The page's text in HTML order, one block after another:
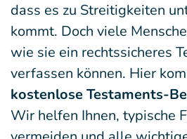
dass es zu Streitigkeiten
kommt. Doch viele
wie sie ein rechtssicheres
verfassen können. Hier
kostenlose Testaments-
Wir helfen Ihnen, typische